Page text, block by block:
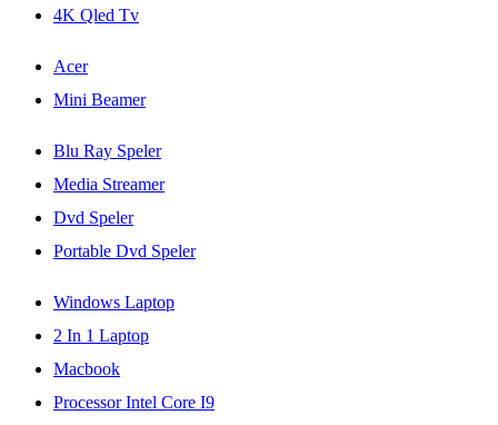
4K Qled Tv
Acer
Mini Beamer
Blu Ray Speler
Media Streamer
Dvd Speler
Portable Dvd Speler
Windows Laptop
2 In 1 Laptop
Macbook
Processor Intel Core I9